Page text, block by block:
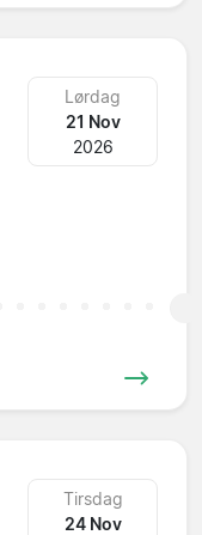
Lørdag
21 Nov
2026
Tirsdag
24 Nov